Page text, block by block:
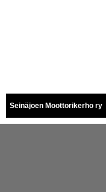
Seinäjoen Moottorikerho ry